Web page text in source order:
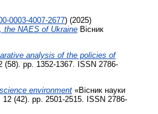
0003-4007-2677) (2025)
the NAES of Ukraine Вісник
analysis of the policies of
(58). pp. 1352-1367. ISSN 2786-
environment «Вісник науки
12 (42). pp. 2501-2515. ISSN 2786-